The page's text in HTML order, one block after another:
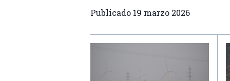
Publicado 19 marzo 2026